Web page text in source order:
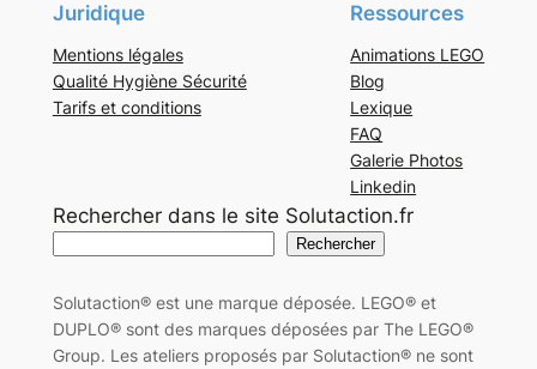
Juridique
Mentions légales
Qualité Hygiène Sécurité
Tarifs et conditions
Ressources
Animations LEGO
Blog
Lexique
FAQ
Galerie Photos
Linkedin
Rechercher dans le site Solutaction.fr
Rechercher
Solutaction® est une marque déposée. LEGO® et
DUPLO® sont des marques déposées par The LEGO®
Group. Les ateliers proposés par Solutaction® ne sont